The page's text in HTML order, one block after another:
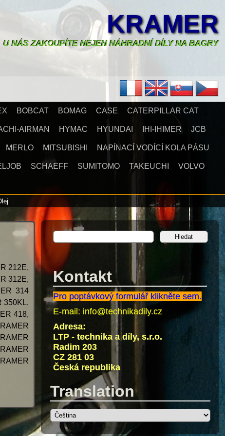
KRAMER
U NÁS ZAKOUPÍTE NEJEN NÁHRADNÍ DÍLY NA BAGRY
BOBCAT BOMAG CASE CATERPILLAR CAT
AIRMAN HYMAC HYUNDAI IHI-IHIMER JCB
MERLO MITSUBISHI NAPÍNACÍ VODÍCÍ KOLA PÁSU
SCHAEFF SUMITOMO TAKEUCHI VOLVO
Olej
Kontakt
Pro poptávkový formulář klikněte sem.
E-mail: info@technikadily.cz
Adresa:
LTP - technika a díly, s.r.o.
Radim 203
CZ 281 03
Česká republika
Translation
212E,
312E,
314
350KL,
418,